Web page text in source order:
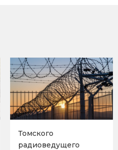
Томского
радиоведущего